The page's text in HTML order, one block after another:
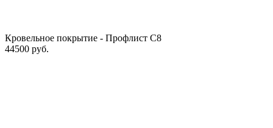
Кровельное покрытие - Профлист С8
44500 руб.